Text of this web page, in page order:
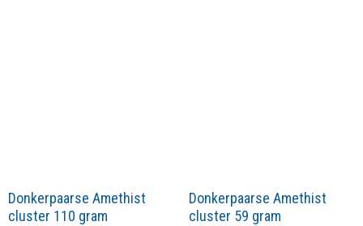
Donkerpaarse Amethist
cluster 110 gram
Donkerpaarse Amethist
cluster 59 gram